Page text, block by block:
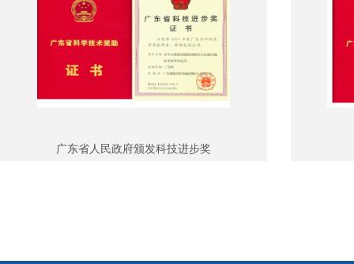
广东省人民政府颁发科技进步奖